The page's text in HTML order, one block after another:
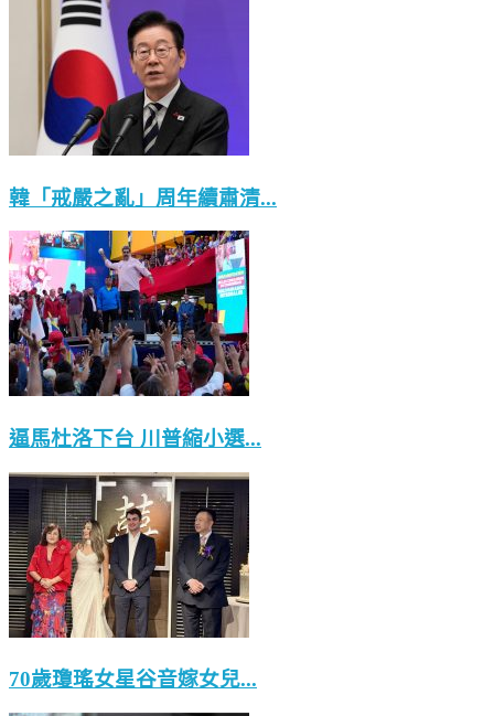
韓「戒嚴之亂」周年續肅清...
逼馬杜洛下台 川普縮小選...
70歲瓊瑤女星谷音嫁女兒...